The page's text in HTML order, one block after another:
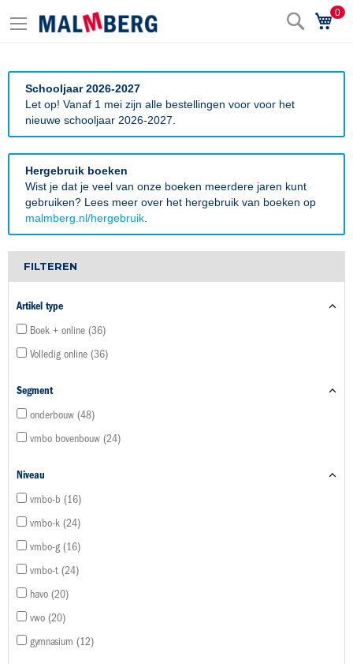
Zoek0
Schooljaar 2026-2027
Let op! Vanaf 1 mei zijn alle bestellingen voor voor het
nieuwe schooljaar 2026-2027.
Hergebruik boeken
Wist je dat je veel van onze boeken meerdere jaren kunt
gebruiken? Lees meer over het hergebruik van boeken op
malmberg.nl/hergebruik
FILTEREN
Artikel type
Boek + online 36
Volledig online 36
Segment
onderbouw 48
vmbo bovenbouw 24
Niveau
vmbo-b 16
vmbo-k 24
vmbo-g 16
vmbo-t 24
havo 20
vwo 20
gymnasium 12